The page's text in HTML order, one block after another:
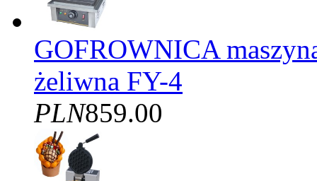
GOFROWNICA
żeliwna FY-4
PLN859.00